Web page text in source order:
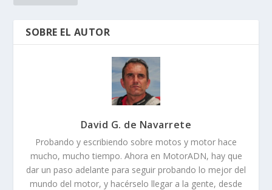
SOBRE EL AUTOR
David G. de Navarrete
Probando y escribiendo sobre motos y motor hace
mucho, mucho tiempo. Ahora en MotorADN, hay que
dar un paso adelante para seguir probando lo mejor del
mundo del motor, y hacérselo llegar a la gente, desde